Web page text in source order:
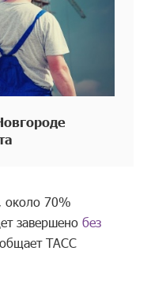
около 70%
завершенобез
ТАСС